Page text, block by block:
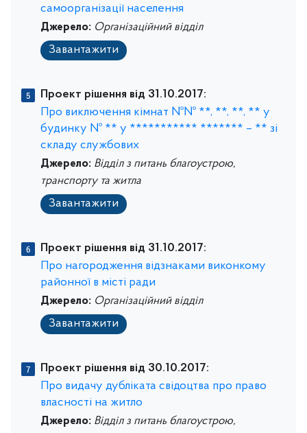
самоорганізації населення
Джерело: Організаційний відділ
Завантажити
Проект рішення від 31.10.2017:
Про виключення кімнат №№ **, **, **, ** у
будинку № ** у *********** ******* – ** зі
складу службових
Джерело: Відділ з питань благоустрою,
транспорту та житла
Завантажити
Проект рішення від 31.10.2017:
Про нагородження відзнаками виконкому
районної в місті ради
Джерело: Організаційний відділ
Завантажити
Проект рішення від 30.10.2017:
Про видачу дубліката свідоцтва про право
власності на житло
Джерело: Відділ з питань благоустрою,